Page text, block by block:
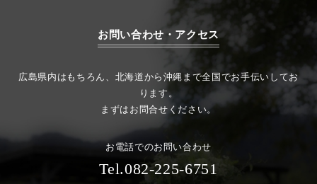
お問い合わせ・アクセス
広島県内はもちろん、北海道から沖縄まで全国でお手伝いしてお
ります。
まずはお問合せください。
お電話でのお問い合わせ
Tel.082-225-6751